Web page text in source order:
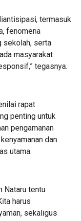
termasuk
fenomena
sekolah, serta
masyarakat
tegasnya.
rapat
penting untuk
pengamanan
dan
utama.
Nataru tentu
harus
sekaligus